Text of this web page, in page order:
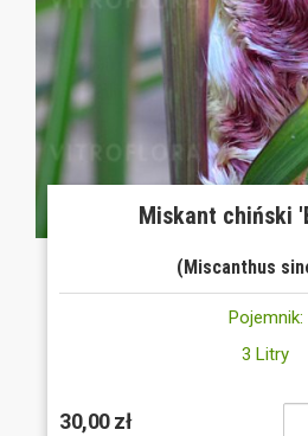
Miskant chiński
(Miscanthus
Pojemnik:
3 Litry
30,00 zł